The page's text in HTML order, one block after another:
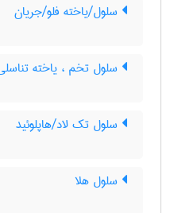
سلول/یاخته فلو/جریان
سلول تخم ، یاخته
سلول تک لاد/هاپلوئید
سلول هلا